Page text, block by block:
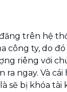
trên hệ
công ty, do
riêng với
ra ngay. Và
sẽ bị khóa tài